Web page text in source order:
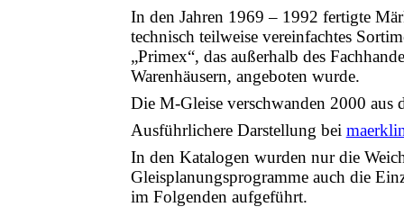
In den Jahren 1969 – 1992 fertigte
technisch teilweise vereinfachtes
„Primex“, das außerhalb des
Warenhäusern, angeboten wurde.
Die M-Gleise verschwanden 2000 aus
Ausführlichere Darstellung bei
In den Katalogen wurden nur die
Gleisplanungsprogramme auch die
im Folgenden aufgeführt.